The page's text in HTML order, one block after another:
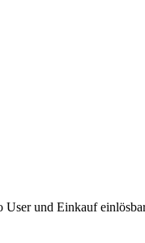
und Einkauf